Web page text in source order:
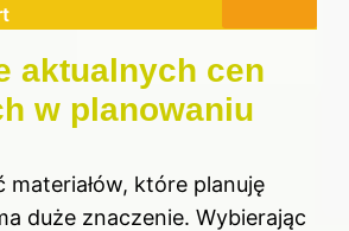
aktualnych cen
w planowaniu
materiałów, które planuję
duże znaczenie. Wybierając